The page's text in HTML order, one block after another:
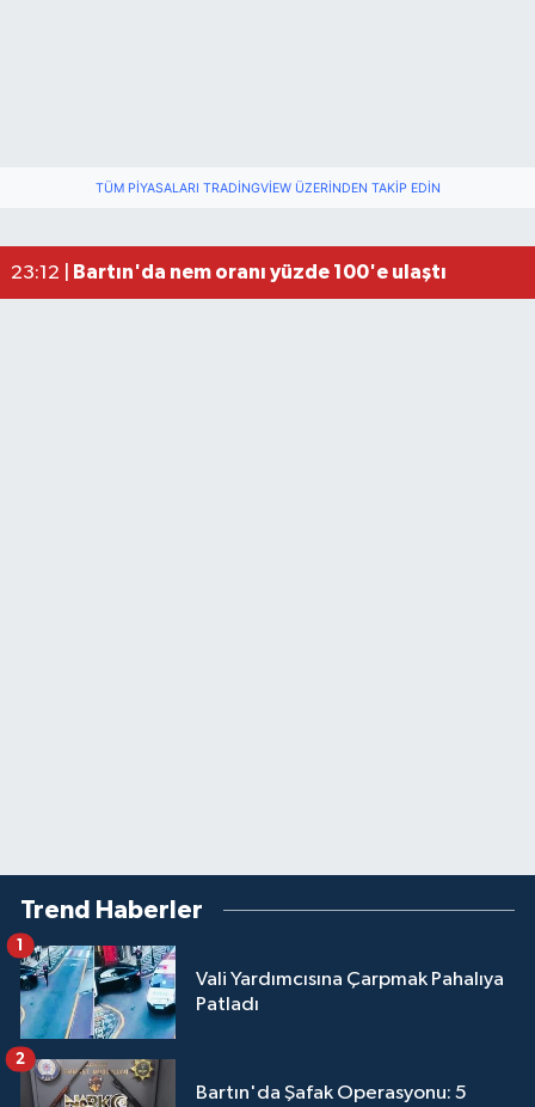
TÜM PIYASALARI TRADINGVIEW ÜZERINDEN TAKIP EDIN
23:12 |
Bartın'da nem oranı yüzde 100'e ulaştı
Trend Haberler
Vali Yardımcısına Çarpmak Pahalıya
Patladı
1
Bartın'da Şafak Operasyonu: 5
2